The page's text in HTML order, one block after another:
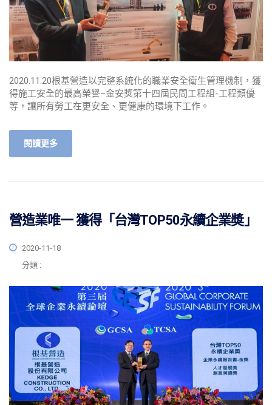
2020.11.20根基營造以完整系統化的職業安全衛生管理機制，獲
得施工安全的最高榮譽–金安獎第十四屆民間工程組-工程類優
等，讓所有勞工在更安全、更健康的環境下工作。
閱讀更多
營造業唯一 獲得「台灣TOP50永續企業奬」
2020-11-18
分類 :